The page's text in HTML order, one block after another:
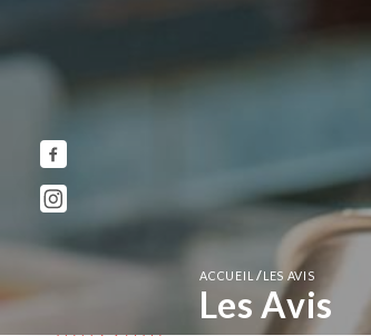
ACCUEIL/ LES AVIS
Les Avis